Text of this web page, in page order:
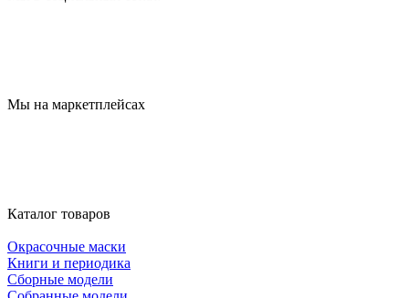
Мы на маркетплейсах
Каталог товаров
Окрасочные маски
Книги и периодика
Сборные модели